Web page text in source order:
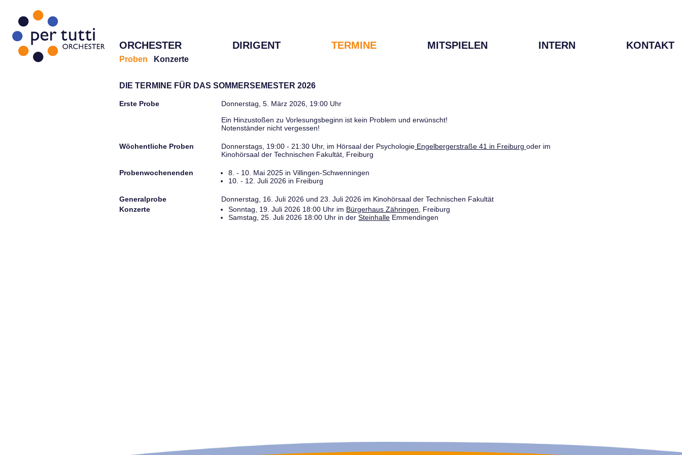
ORCHESTER DIRIGENT TERMINE MITSPIELEN INTERN KONTAKT
Proben Konzerte
DIE TERMINE FÜR DAS SOMMERSEMESTER 2026
Erste Probe
Donnerstag, 5. März 2026, 19:00 Uhr
Ein Hinzustoßen zu Vorlesungsbeginn ist kein Problem und erwünscht!
Notenständer nicht vergessen!
Wöchentliche Proben Donnerstags, 19:00 - 21:30 Uhr, im Hörsaal der Psychologie Engelbergerstraße 41 in Freiburg oder im
Kinohörsaal der Technischen Fakultät, Freiburg
Probenwochenenden
8. - 10. Mai 2025 in Villingen-Schwenningen
10. - 12. Juli 2026 in Freiburg
Generalprobe
Donnerstag, 16. Juli 2026 und 23. Juli 2026 im Kinohörsaal der Technischen Fakultät
Konzerte
Sonntag, 19. Juli 2026 18:00 Uhr im Bürgerhaus Zähringen , Freiburg
Samstag, 25. Juli 2026 18:00 Uhr in derSteinhalle Emmendingen